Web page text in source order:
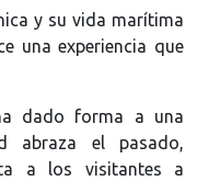
y su vida marítima
una experiencia que
dado forma a una
abraza el pasado,
a los visitantes a